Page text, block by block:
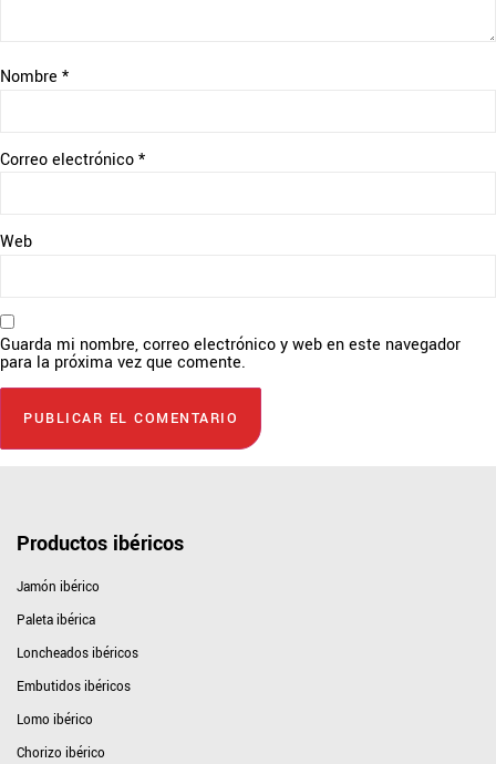
Nombre *
Correo electrónico*
Web
Guarda mi nombre, correo electrónico y web en este navegador
para la próxima vez que comente.
Productos ibéricos
Jamón ibérico
Paleta ibérica
Loncheados ibéricos
Embutidos ibéricos
Lomo ibérico
Chorizo ibérico